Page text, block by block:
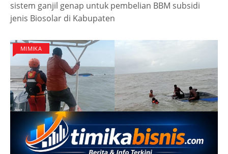
sistem ganjil genap untuk pembelian BBM subsidi
jenis Biosolar di Kabupaten
MIMIKA